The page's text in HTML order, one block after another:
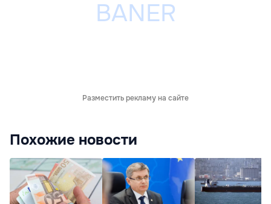
Разместить рекламу на сайте
Похожие новости